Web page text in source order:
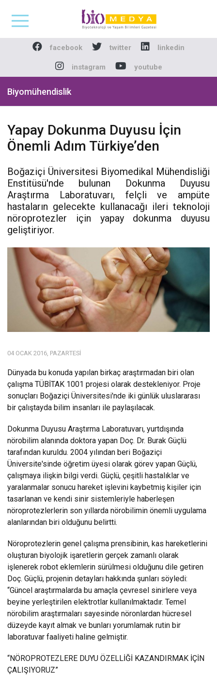
Biomedya -
facebook twitter linkedin
instagram youtube
Biyomühendislik
Yapay Dokunma Duyusu İçin
Önemli Adım Türkiye’den
Boğaziçi Üniversitesi Biyomedikal Mühendisliği
Enstitüsü'nde bulunan Dokunma Duyusu
Araştırma Laboratuvarı, felçli ve ampüte
hastaların gelecekte kullanacağı ileri teknoloji
nöroprotezler için yapay dokunma duyusu
geliştiriyor.
04 OCAK 2016, PAZARTESI
Dünyada bu konuda yapılan birkaç araştırmadan biri olan
çalışma TÜBİTAK 1001 projesi olarak destekleniyor. Proje
sonuçları Boğaziçi Üniversitesi'nde iki günlük uluslararası
bir çalıştayda bilim insanları ile paylaşılacak.
Dokunma Duyusu Araştırma Laboratuvarı, yurtdışında
nörobilim alanında doktora yapan Doç. Dr. Burak Güçlü
tarafından kuruldu. 2004 yılından beri Boğaziçi
Üniversite'sinde öğretim üyesi olarak görev yapan Güçlü,
çalışmaya ilişkin bilgi verdi. Güçlü, çeşitli hastalıklar ve
yaralanmalar sonucu hareket işlevini kaybetmiş kişiler için
tasarlanan ve kendi sinir sistemleriyle haberleşen
nöroprotezlerlerin son yıllarda nörobilimin önemli uygulama
alanlarından biri olduğunu belirtti.
Nöroprotezlerin genel çalışma prensibinin, kas hareketlerini
oluşturan biyolojik işaretlerin gerçek zamanlı olarak
işlenerek robot eklemlerin sürülmesi olduğunu dile getiren
Doç. Güçlü, projenin detayları hakkında şunları söyledi:
“Güncel araştırmalarda bu amaçla çevresel sinirlere veya
beyine yerleştirilen elektrotlar kullanılmaktadır. Temel
nörobilim araştırmaları sayesinde nöronlardan hücresel
düzeyde kayıt almak ve bunları yorumlamak rutin bir
laboratuvar faaliyeti haline gelmiştir.
“NÖROPROTEZLERE DUYU ÖZELLİĞİ KAZANDIRMAK İÇİN
ÇALIŞIYORUZ”